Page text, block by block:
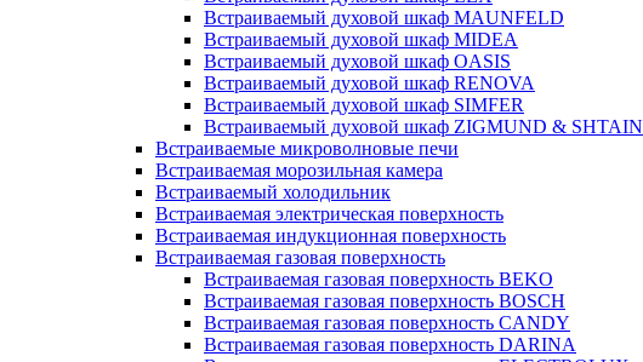
Встраиваемый духовой шкаф MAUNFELD
Встраиваемый духовой шкаф MIDEA
Встраиваемый духовой шкаф OASIS
Встраиваемый духовой шкаф RENOVA
Встраиваемый духовой шкаф SIMFER
Встраиваемый духовой шкаф ZIGMUND & SHTAIN
Встраиваемые микроволновые печи
Встраиваемая морозильная камера
Встраиваемый холодильник
Встраиваемая электрическая поверхность
Встраиваемая индукционная поверхность
Встраиваемая газовая поверхность
Встраиваемая газовая поверхность BEKO
Встраиваемая газовая поверхность BOSCH
Встраиваемая газовая поверхность CANDY
Встраиваемая газовая поверхность DARINA